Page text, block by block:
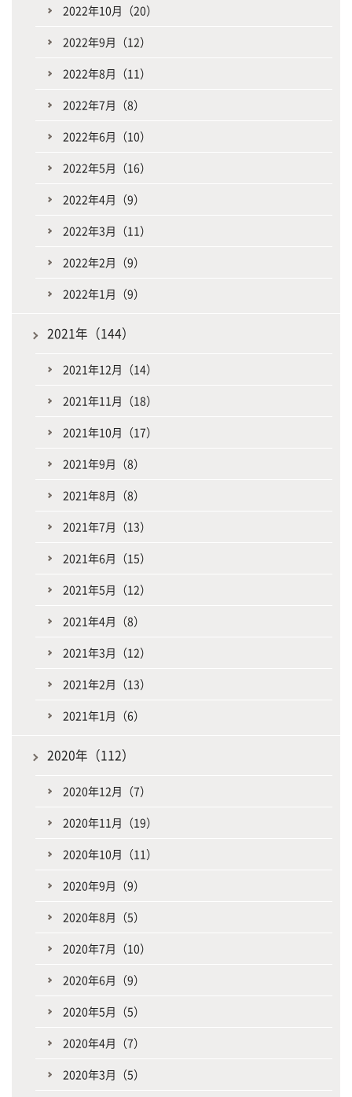
2022年10月（20）
2022年9月（12）
2022年8月（11）
2022年7月（8）
2022年6月（10）
2022年5月（16）
2022年4月（9）
2022年3月（11）
2022年2月（9）
2022年1月（9）
2021年（144）
2021年12月（14）
2021年11月（18）
2021年10月（17）
2021年9月（8）
2021年8月（8）
2021年7月（13）
2021年6月（15）
2021年5月（12）
2021年4月（8）
2021年3月（12）
2021年2月（13）
2021年1月（6）
2020年（112）
2020年12月（7）
2020年11月（19）
2020年10月（11）
2020年9月（9）
2020年8月（5）
2020年7月（10）
2020年6月（9）
2020年5月（5）
2020年4月（7）
2020年3月（5）